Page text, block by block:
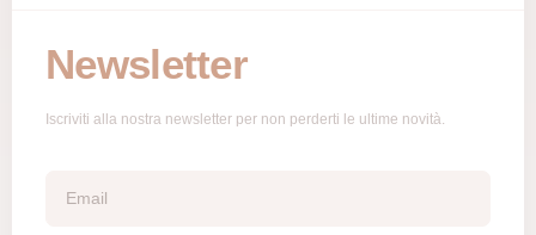
Newsletter
Iscriviti alla nostra newsletter per non perderti le ultime novità.